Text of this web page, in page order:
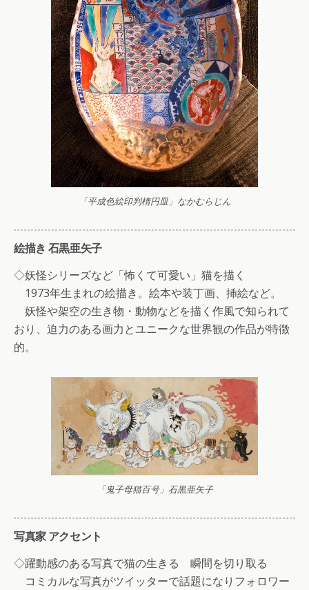
「平成色絵印判楕円皿」なかむらじん
絵描き 石黒亜矢子
◇妖怪シリーズなど「怖くて可愛い」猫を描く
1973年生まれの絵描き。絵本や装丁画、挿絵など。
妖怪や架空の生き物・動物などを描く作風で知られて
おり、迫力のある画力とユニークな世界観の作品が特徴
的。
「鬼子母猫百号」石黒亜矢子
写真家 アクセント
◇躍動感のある写真で猫の生きる 瞬間を切り取る
コミカルな写真がツイッターで話題になりフォロワー